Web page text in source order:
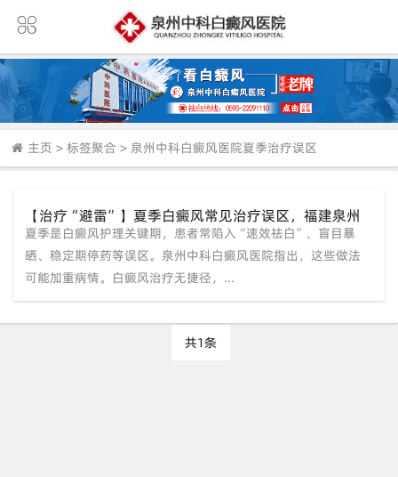
主页 > 标签聚合 > 泉州中科白癜风医院夏季治疗误区
【治疗“避雷”】夏季白癜风常见治疗误区，福建泉州
中科：警惕“速效祛白”偏方，坚持“渐进康复”
夏季是白癜风护理关键期，患者常陷入“速效祛白”、盲目暴
晒、稳定期停药等误区。泉州中科白癜风医院指出，这些做法
可能加重病情。白癜风治疗无捷径，...
共1条